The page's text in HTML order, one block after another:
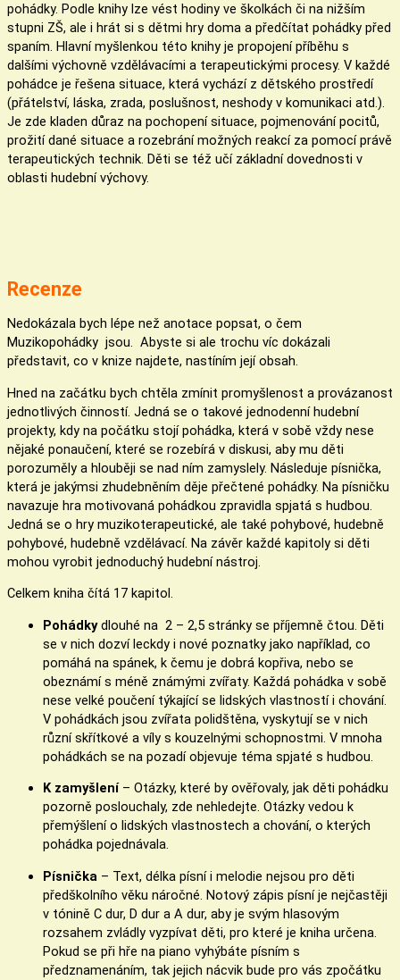
pohádky. Podle knihy lze vést hodiny ve školkách či na nižším
stupni ZŠ, ale i hrát si s dětmi hry doma a předčítat pohádky před
spaním. Hlavní myšlenkou této knihy je propojení příběhu s
dalšími výchovně vzdělávacími a terapeutickými procesy. V každé
pohádce je řešena situace, která vychází z dětského prostředí
(přátelství, láska, zrada, poslušnost, neshody v komunikaci atd.).
Je zde kladen důraz na pochopení situace, pojmenování pocitů,
prožití dané situace a rozebrání možných reakcí za pomocí právě
terapeutických technik. Děti se též učí základní dovednosti v
oblasti hudební výchovy.
Recenze
Nedokázala bych lépe než anotace popsat, o čem
Muzikopohádky jsou. Abyste si ale trochu víc dokázali
představit, co v knize najdete, nastíním její obsah.
Hned na začátku bych chtěla zmínit promyšlenost a provázanost
jednotlivých činností. Jedná se o takové jednodenní hudební
projekty, kdy na počátku stojí pohádka, která v sobě vždy nese
nějaké ponaučení, které se rozebírá v diskusi, aby mu děti
porozuměly a hlouběji se nad ním zamyslely. Následuje písnička,
která je jakýmsi zhudebněním děje přečtené pohádky. Na písničku
navazuje hra motivovaná pohádkou zpravidla spjatá s hudbou.
Jedná se o hry muzikoterapeutické, ale také pohybové, hudebně
pohybové, hudebně vzdělávací. Na závěr každé kapitoly si děti
mohou vyrobit jednoduchý hudební nástroj.
Celkem kniha čítá 17 kapitol.
Pohádkydlouhé na 2 – 2,5 stránky se příjemně čtou. Děti
se v nich dozví leckdy i nové poznatky jako například, co
pomáhá na spánek, k čemu je dobrá kopřiva, nebo se
obeznámí s méně známými zvířaty. Každá pohádka v sobě
nese velké poučení týkající se lidských vlastností i chování.
V pohádkách jsou zvířata polidštěna, vyskytují se v nich
různí skřítkové a víly s kouzelnými schopnostmi. V mnoha
pohádkách se na pozadí objevuje téma spjaté s hudbou.
K zamyšlení– Otázky, které by ověřovaly, jak děti pohádku
pozorně poslouchaly, zde nehledejte. Otázky vedou k
přemýšlení o lidských vlastnostech a chování, o kterých
pohádka pojednávala.
Písnička – Text, délka písní i melodie nejsou pro děti
předškolního věku náročné. Notový zápis písní je nejčastěji
v tónině C dur, D dur a A dur, aby je svým hlasovým
rozsahem zvládly vyzpívat děti, pro které je kniha určena.
Pokud se při hře na piano vyhýbáte písním s
předznamenáním, tak jejich nácvik bude pro vás zpočátku